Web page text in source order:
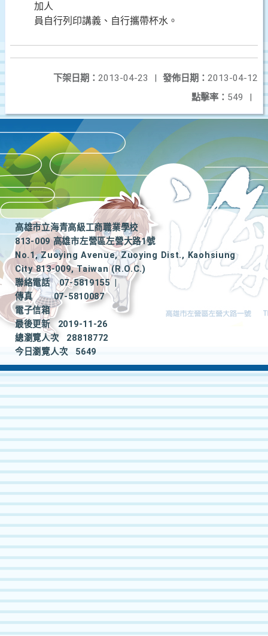
加人
員自行列印講義、自行攜帶杯水。
發佈日期： 2013-04-12
下架日期： 2013-04-23
|
點擊率： 549 |
高雄市立海青高級工商職業學校
813-009 高雄市左營區左營大路1號
No.1, Zuoying Avenue, Zuoying Dist., Kaohsiung
City 813-009, Taiwan (R.O.C.)
聯絡電話
07-5819155
|
傳真
07-5810087
電子信箱
最後更新
2019-11-26
總瀏覽人次
28818772
今日瀏覽人次
5649